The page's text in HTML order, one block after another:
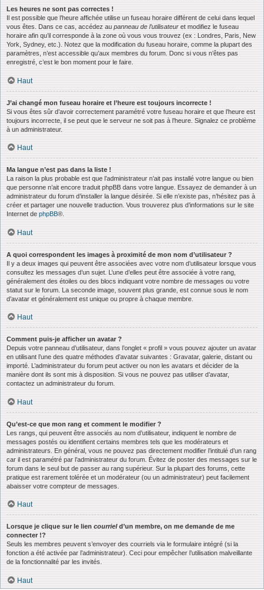
Les heures ne sont pas correctes !
Il est possible que l’heure affichée utilise un fuseau horaire différent de celui dans lequel
vous êtes. Dans ce cas, accédez au panneau de l’utilisateur et modifiez le fuseau
horaire afin qu’il corresponde à la zone où vous vous trouvez (ex : Londres, Paris, New
York, Sydney, etc.). Notez que la modification du fuseau horaire, comme la plupart des
paramètres, n’est accessible qu’aux membres du forum. Donc si vous n’êtes pas
enregistré, c’est le bon moment pour le faire.
Haut
J’ai changé mon fuseau horaire et l’heure est toujours incorrecte !
Si vous êtes sûr d’avoir correctement paramétré votre fuseau horaire et que l’heure est
toujours incorrecte, il se peut que le serveur ne soit pas à l’heure. Signalez ce problème
à un administrateur.
Haut
Ma langue n’est pas dans la liste !
La raison la plus probable est que l’administrateur n’ait pas installé votre langue ou bien
que personne n’ait encore traduit phpBB dans votre langue. Essayez de demander à un
administrateur du forum d’installer la langue désirée. Si elle n’existe pas, n’hésitez pas à
créer et partager une nouvelle traduction. Vous trouverez plus d’informations sur le site
Internet de phpBB®.
Haut
A quoi correspondent les images à proximité de mon nom d’utilisateur ?
Il y a deux images qui peuvent être associées avec votre nom d’utilisateur lorsque vous
consultez les messages d’un sujet. L’une d’elles peut être associée à votre rang,
généralement des étoiles ou des blocs indiquant votre nombre de messages ou votre
statut sur le forum. La seconde image, souvent plus grande, est connue sous le nom
d’avatar et généralement est unique ou propre à chaque membre.
Haut
Comment puis-je afficher un avatar ?
Depuis votre panneau d’utilisateur, dans l’onglet « profil » vous pouvez ajouter un avatar
en utilisant l’une des quatre méthodes d’avatar suivantes : Gravatar, galerie, distant ou
importé. L’administrateur du forum peut activer ou non les avatars et décider de la
manière dont ils sont mis à disposition. Si vous ne pouvez pas utiliser d’avatar,
contactez un administrateur du forum.
Haut
Qu’est-ce que mon rang et comment le modifier ?
Les rangs, qui peuvent être associés au nom d’utilisateur, indiquent le nombre de
messages postés ou identifient certains membres tels que les modérateurs et
administrateurs. En général, vous ne pouvez pas directement modifier l’intitulé d’un rang
car il est paramétré par l’administrateur du forum. Évitez de poster des messages sur le
forum dans le seul but de passer au rang supérieur. Sur la plupart des forums, cette
pratique est rarement tolérée et un modérateur (ou un administrateur) peut facilement
abaisser votre compteur de messages.
Haut
Lorsque je clique sur le lien courrield’un membre, on me demande de me
connecter !?
Seuls les membres peuvent s’envoyer des courriels via le formulaire intégré (si la
fonction a été activée par l’administrateur). Ceci pour empêcher l’utilisation malveillante
de la fonctionnalité par les invités.
Haut